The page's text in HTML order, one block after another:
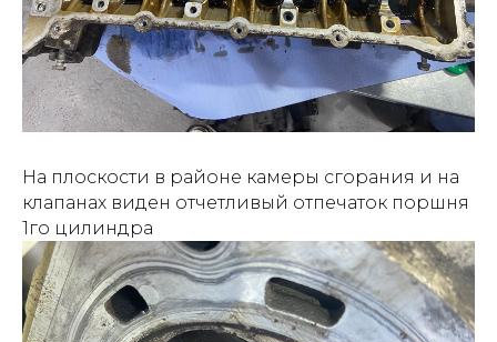
На плоскости в районе камеры сгорания и на
клапанах виден отчетливый отпечаток поршня
1го цилиндра